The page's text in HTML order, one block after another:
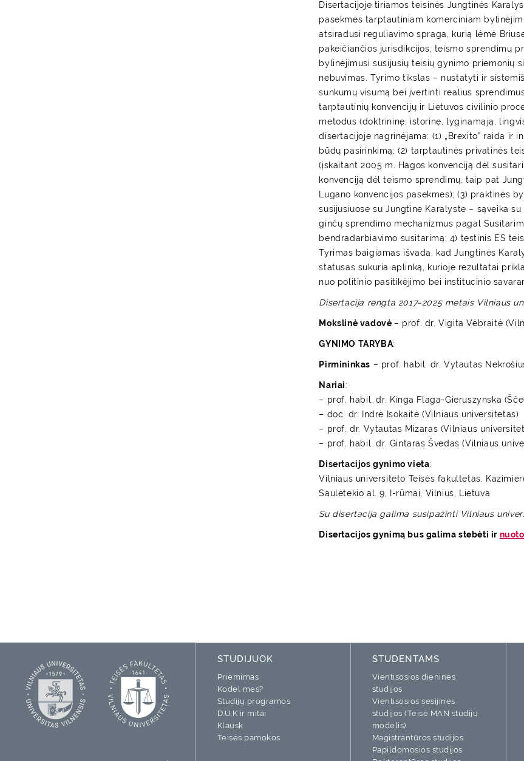
Disertacijoje tiriamos teisinės Jungtinės
pasekmės tarptautiniam komerciniam
atsiradusi reguliavimo spraga, kurią lėmė
pakeičiančios jurisdikcijos, teismo sprendimų
bylinėjimusi susijusių teisių gynimo priemonių
nebuvimas. Tyrimo tikslas – nustatyti ir
sunkumų visumą bei įvertinti realius
tarptautinių konvencijų ir Lietuvos civilinio
metodus (doktrininę, istorinę, lyginamąją,
disertacijoje nagrinėjama: (1) „Brexito” raida ir
būdų pasirinkimą; (2) tarptautinės privatinės
(įskaitant 2005 m. Hagos konvenciją dėl
konvenciją dėl teismo sprendimų, taip pat
Lugano konvencijos pasekmes); (3) praktinės
susijusiuose su Jungtine Karalyste – sąveika
ginčų sprendimo mechanizmus pagal
bendradarbiavimo susitarimą; 4) tęstinis ES
Tyrimas baigiamas išvada, kad Jungtinės
statusas sukuria aplinką, kurioje rezultatai
nuo politinio pasitikėjimo bei institucinio
Disertacija rengta 2017–2025 metais Vilniaus
Mokslinė vadovė – prof. dr. Vigita Vėbraitė
GYNIMO TARYBA:
Pirmininkas – prof. habil. dr. Vytautas
Nariai:
– prof. habil. dr. Kinga Flaga-Gieruszynska
– doc. dr. Indrė Isokaitė (Vilniaus universitetas)
– prof. dr. Vytautas Mizaras (Vilniaus
– prof. habil. dr. Gintaras Švedas (Vilniaus
Disertacijos gynimo vieta:
Vilniaus universiteto Teisės fakultetas,
Saulėtekio al. 9, I-rūmai, Vilnius, Lietuva
Su disertacija galima susipažinti Vilniaus
Disertacijos gynimą bus galima stebėti ir
STUDIJUOK
Priėmimas
Kodėl mes?
Studijų programos
D.U.K ir mitai
Klausk
Teisės pamokos
STUDENTAMS
Vientisosios dieninės
studijos
Vientisosios sesijinės
studijos (Teisė MAN studijų
modelis)
Magistrantūros studijos
Papildomosios studijos